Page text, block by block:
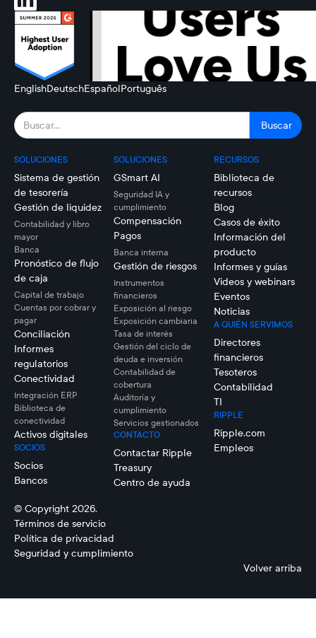
EnglishDeutschEspañolPortuguês
SOLUCIONES
Sistema de gestión
de tesorería
Gestión de liquidez
Contabilidad y libro
mayor
Banca
Pronóstico de flujo
de caja
Capital de trabajo
Cuentas por cobrar y
pagar
Conciliación
Informes
regulatorios
Conectividad
Integración ERP
Biblioteca de
conectividad
Activos digitales
SOCIOS
Socios
Bancos
SOLUCIONES
GSmart AI
Seguridad IA y
cumplimiento
Compensación
Pagos
Banca interna
Gestión de riesgos
Instrumentos
financieros
Exposición al riesgo
Exposición cambiaria
Tasa de interés
Gestión del ciclo de
deuda e inversión
Contabilidad de
cobertura
Auditoría y
cumplimiento
Servicios gestionados
CONTACTO
Contactar Ripple
Treasury
Centro de ayuda
RECURSOS
Biblioteca de
recursos
Blog
Casos de éxito
Información del
producto
Informes y guías
Videos y webinars
Eventos
Noticias
A QUIÉN SERVIMOS
Directores
financieros
Tesoteros
Contabilidad
TI
RIPPLE
Ripple.com
Empleos
© Copyright 2026.
Términos de servicio
Política de privacidad
Seguridad y cumplimiento
Volver arriba